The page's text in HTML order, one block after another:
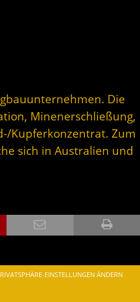
Die
Minenerschließung,
Kupferkonzentrat. Zum
sich in Australien und
EINSTELLUNGEN ÄNDERN